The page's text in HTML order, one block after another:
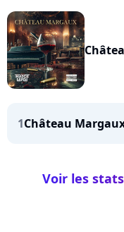
1Château
Voir les